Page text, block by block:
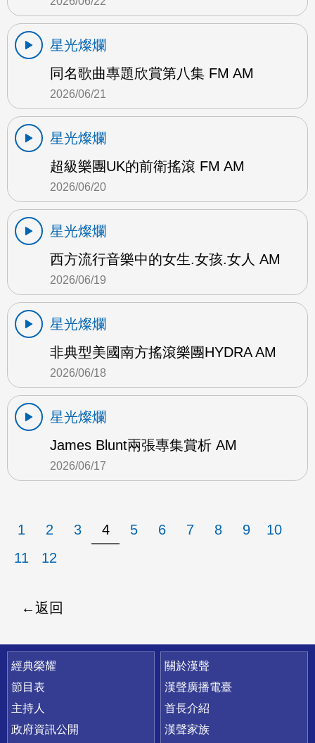
星光燦爛
同名歌曲專題欣賞第八集 FM AM
2026/06/21
星光燦爛
超級樂團UK的前衛搖滾 FM AM
2026/06/20
星光燦爛
西方流行音樂中的女生.女孩.女人 AM
2026/06/19
星光燦爛
非典型美國南方搖滾樂團HYDRA AM
2026/06/18
星光燦爛
James Blunt兩張專集賞析 AM
2026/06/17
1 2 3 4 5 6 7 8 9
10
11
12
返回
快速連結
經典榮耀
節目表
主持人
政府資訊公開
關於漢聲
漢聲廣播電臺
首長介紹
漢聲家族